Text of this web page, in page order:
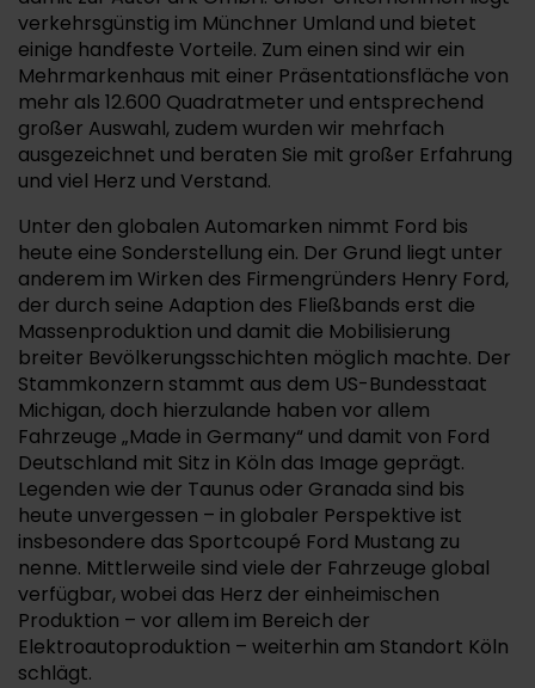
verkehrsgünstig im Münchner Umland und bietet
einige handfeste Vorteile. Zum einen sind wir ein
Mehrmarkenhaus mit einer Präsentationsfläche von
mehr als 12.600 Quadratmeter und entsprechend
großer Auswahl, zudem wurden wir mehrfach
ausgezeichnet und beraten Sie mit großer Erfahrung
und viel Herz und Verstand.
Unter den globalen Automarken nimmt Ford bis
heute eine Sonderstellung ein. Der Grund liegt unter
anderem im Wirken des Firmengründers Henry Ford,
der durch seine Adaption des Fließbands erst die
Massenproduktion und damit die Mobilisierung
breiter Bevölkerungsschichten möglich machte. Der
Stammkonzern stammt aus dem US-Bundesstaat
Michigan, doch hierzulande haben vor allem
Fahrzeuge „Made in Germany“ und damit von Ford
Deutschland mit Sitz in Köln das Image geprägt.
Legenden wie der Taunus oder Granada sind bis
heute unvergessen – in globaler Perspektive ist
insbesondere das Sportcoupé Ford Mustang zu
nenne. Mittlerweile sind viele der Fahrzeuge global
verfügbar, wobei das Herz der einheimischen
Produktion – vor allem im Bereich der
Elektroautoproduktion – weiterhin am Standort Köln
schlägt.